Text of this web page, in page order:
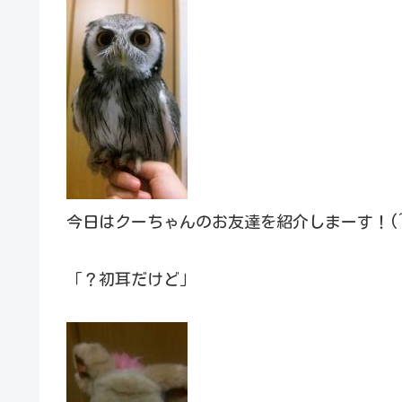
今日はクーちゃんのお友達を紹介しまーす！
「？初耳だけど」